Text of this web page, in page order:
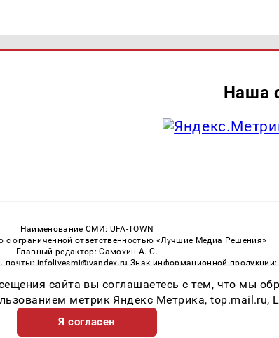
Наша
Наименование СМИ: UFA-TOWN
с ограниченной ответственностью «Лучшие Медиа Решения»
Главный редактор: Самохин А. С.
почты: infolivesmi@yandex.ru Знак информационной продукции:
номер СМИ ЭЛ № ФС 77 — 81149 от 02.06.2021
обязательна. Цитирование в Интернете возможно
сайта вы соглашаетесь с тем, что мы
метрик Яндекс Метрика, top.mail.ru,
Я согласен